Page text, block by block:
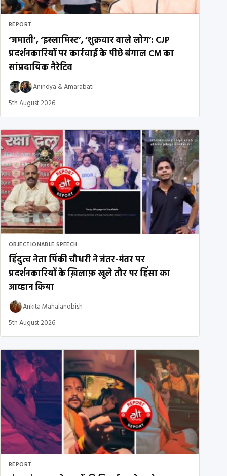
REPORT
‘जमाती’, ‘इस्लामिस्ट’, ‘शुक्रवार वाले लोग’: CJP
प्रदर्शनकारियों पर कार्रवाई के पीछे बंगाल CM का
सांप्रदायिक नैरेटिव
Anindya &Amarabati
5th August 2026
OBJECTIONABLE SPEECH
हिंदुत्व नेता पिंकी चौधरी ने जंतर-मंतर पर
प्रदर्शनकारियों के ख़िलाफ़ खुले तौर पर हिंसा का
आव्हान किया
Ankita Mahalanobish
5th August 2026
REPORT